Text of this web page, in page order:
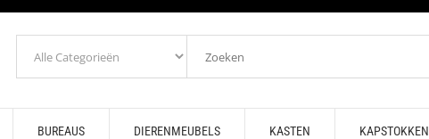
BUREAUS DIERENMEUBELS KASTEN KAPSTOKKEN